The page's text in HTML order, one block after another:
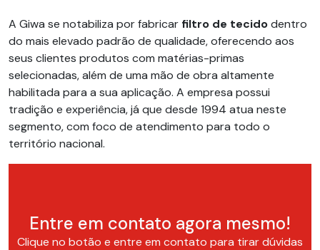
A Giwa se notabiliza por fabricar filtro de tecidodentro
do mais elevado padrão de qualidade, oferecendo aos
seus clientes produtos com matérias-primas
selecionadas, além de uma mão de obra altamente
habilitada para a sua aplicação. A empresa possui
tradição e experiência, já que desde 1994 atua neste
segmento, com foco de atendimento para todo o
território nacional.
Entre em contato agora mesmo!
Clique no botão e entre em contato para tirar dúvidas